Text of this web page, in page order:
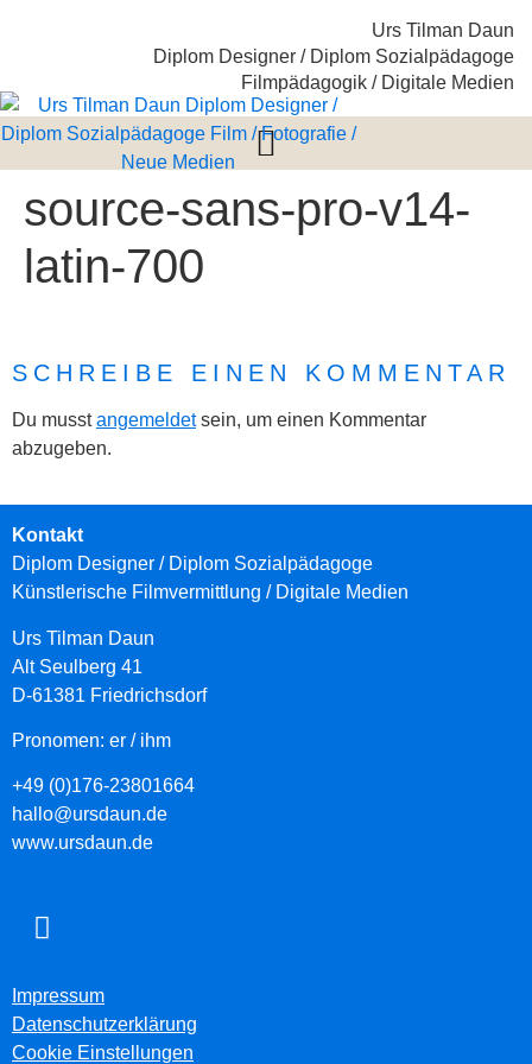
Urs Tilman Daun
Diplom Designer / Diplom Sozialpädagoge
Filmpädagogik / Digitale Medien
source-sans-pro-v14-
latin-700
SCHREIBE EINEN KOMMENTAR
Du musstangemeldetsein, um einen Kommentar
abzugeben.
Kontakt
Diplom Designer / Diplom Sozialpädagoge
Künstlerische Filmvermittlung / Digitale Medien
Urs Tilman Daun
Alt Seulberg 41
D-61381 Friedrichsdorf
Pronomen: er / ihm
+49 (0)176-23801664
hallo@ursdaun.de
www.ursdaun.de
Impressum
Datenschutzerklärung
Cookie Einstellungen